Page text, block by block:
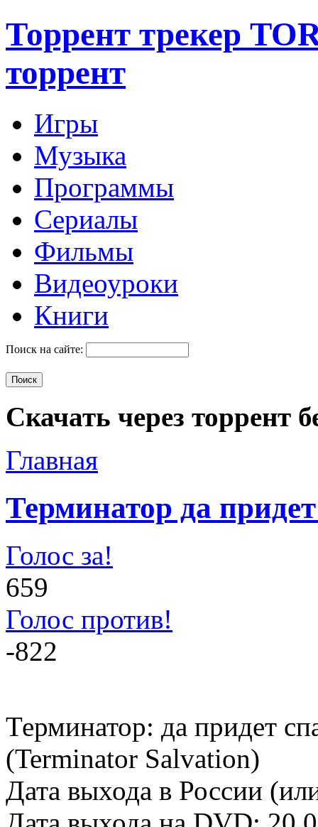
Торрент трекер
торрент
Игры
Музыка
Программы
Сериалы
Фильмы
Видеоуроки
Книги
Поиск на сайте:
Скачать через торрент
Главная
Терминатор да
Голос за!
659
Голос против!
-822
Терминатор: да придет
(Terminator Salvation)
Дата выхода в России